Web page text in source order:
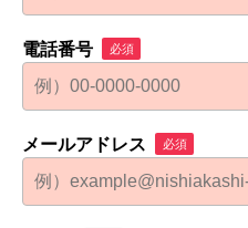
電話番号 必須
メールアドレス 必須